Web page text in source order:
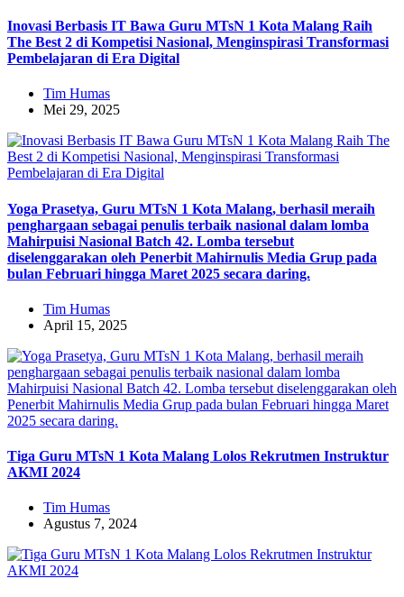
Inovasi Berbasis IT Bawa Guru MTsN 1 Kota Malang Raih
The Best 2 di Kompetisi Nasional, Menginspirasi Transformasi
Pembelajaran di Era Digital
Tim Humas
Mei 29, 2025
Yoga Prasetya, Guru MTsN 1 Kota Malang, berhasil meraih
penghargaan sebagai penulis terbaik nasional dalam lomba
Mahirpuisi Nasional Batch 42. Lomba tersebut
diselenggarakan oleh Penerbit Mahirnulis Media Grup pada
bulan Februari hingga Maret 2025 secara daring.
Tim Humas
April 15, 2025
Tiga Guru MTsN 1 Kota Malang Lolos Rekrutmen Instruktur
AKMI 2024
Tim Humas
Agustus 7, 2024